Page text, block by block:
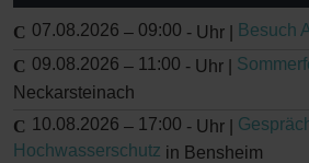
07.08.2026 – 09:00 - Uhr | Besuch
09.08.2026 – 11:00 - Uhr |
Neckarsteinach
10.08.2026 – 17:00 - Uhr |
Hochwasserschutz in Bensheim